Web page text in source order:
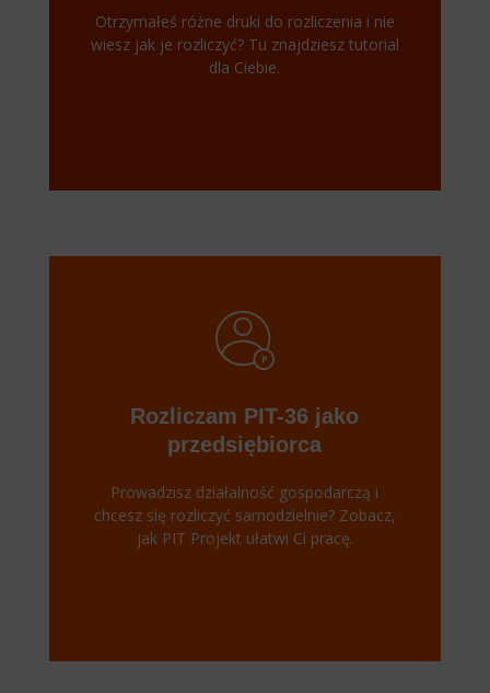
Otrzymałeś różne druki do rozliczenia i nie
wiesz jak je rozliczyć? Tu znajdziesz tutorial
dla Ciebie.
Rozliczam PIT-36 jako
przedsiębiorca
Prowadzisz działalność gospodarczą i
chcesz się rozliczyć samodzielnie? Zobacz,
jak PIT Projekt ułatwi Ci pracę.